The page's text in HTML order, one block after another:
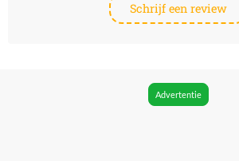
Schrijf een review
Advertentie